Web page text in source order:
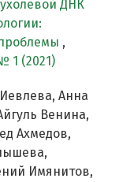
ДНК
,
1 (2021)
Анна
Венина,
Ахмедов,
Имянитов,